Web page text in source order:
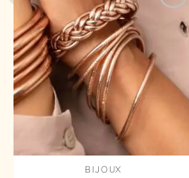
Ajouter
d’envies
BIJOUX